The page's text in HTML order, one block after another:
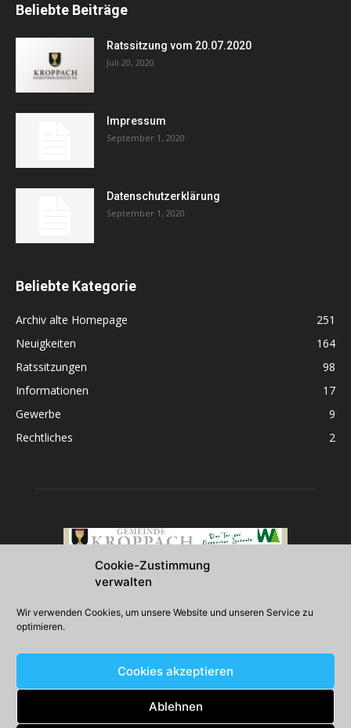
Cookie-Zustimmung
verwalten
Wir verwenden Cookies, um unsere Website und unseren Service zu
optimieren.
Cookies akzeptieren
Ablehnen
Beliebte Beiträge
Ratssitzung vom 20.07.2020
Juli 20, 2020
Impressum
September 1, 2020
Datenschutzerklärung
September 1, 2020
Beliebte Kategorie
Archiv alte Homepage
251
Neuigkeiten
164
Ratssitzungen
98
Informationen
17
Gewerbe
9
Rechtliches
2